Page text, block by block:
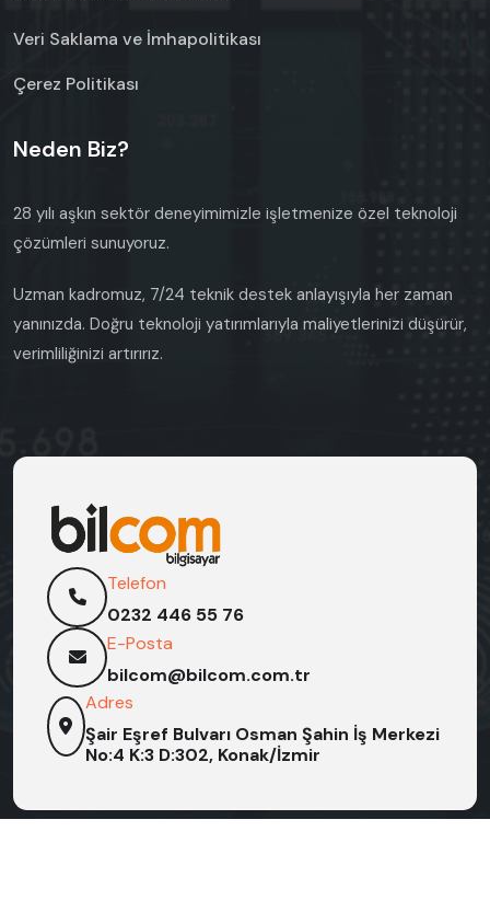
Veri Saklama ve İmhapolitikası
Çerez Politikası
Neden Biz?
28 yılı aşkın sektör deneyimimizle işletmenize özel teknoloji
çözümleri sunuyoruz.
Uzman kadromuz, 7/24 teknik destek anlayışıyla her zaman
yanınızda. Doğru teknoloji yatırımlarıyla maliyetlerinizi düşürür,
verimliliğinizi artırırız.
Telefon
0232 446 55 76
E-Posta
bilcom@bilcom.com.tr
Adres
Şair Eşref Bulvarı Osman Şahin İş Merkezi
No:4 K:3 D:302, Konak/İzmir